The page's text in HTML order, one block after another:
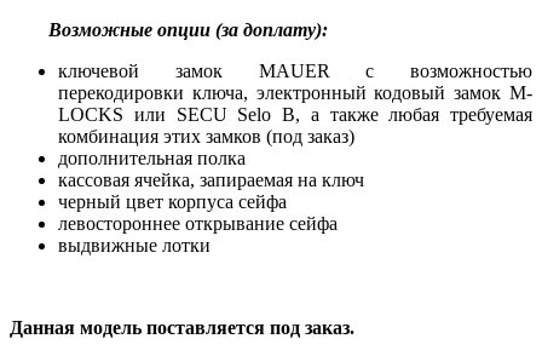
Возможные опции (за доплату):
ключевой замок MAUER с возможностью
перекодировки ключа, электронный кодовый замок M-
LOCKS или SECU Selo B, а также любая требуемая
комбинация этих замков (под заказ)
дополнительная полка
кассовая ячейка, запираемая на ключ
черный цвет корпуса сейфа
левостороннее открывание сейфа
выдвижные лотки
Данная модель поставляется под заказ.